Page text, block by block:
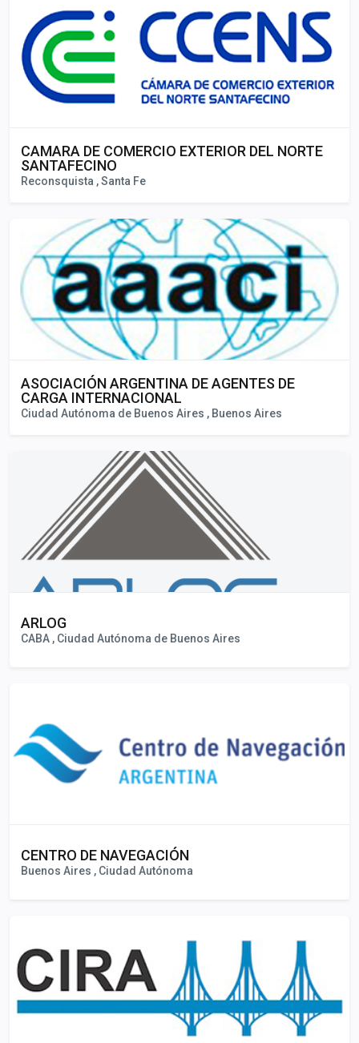
CAMARA DE COMERCIO EXTERIOR DEL NORTE
SANTAFECINO
Reconsquista , Santa Fe
ASOCIACIÓN ARGENTINA DE AGENTES DE
CARGA INTERNACIONAL
Ciudad Autónoma de Buenos Aires , Buenos Aires
ARLOG
CABA , Ciudad Autónoma de Buenos Aires
CENTRO DE NAVEGACIÓN
Buenos Aires , Ciudad Autónoma